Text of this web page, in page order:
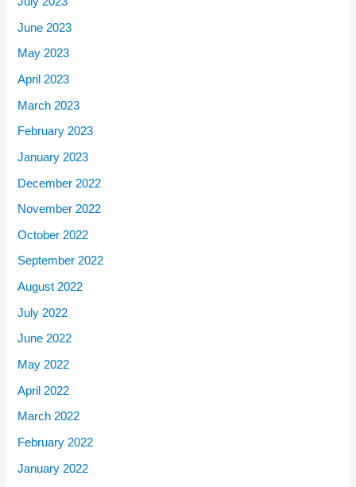
June 2023
May 2023
April 2023
March 2023
February 2023
January 2023
December 2022
November 2022
October 2022
September 2022
August 2022
July 2022
June 2022
May 2022
April 2022
March 2022
February 2022
January 2022